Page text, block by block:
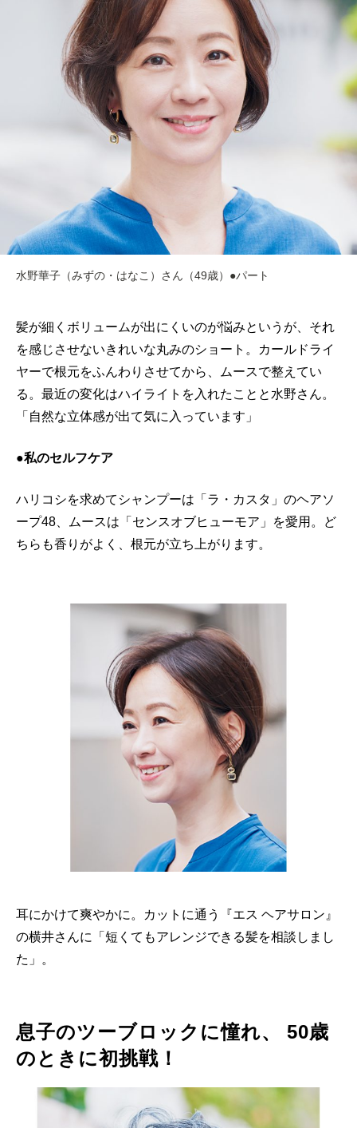
水野華子（みずの・はなこ）さん（49歳）●パート
髪が細くボリュームが出にくいのが悩みというが、それ
を感じさせないきれいな丸みのショート。カールドライ
ヤーで根元をふんわりさせてから、ムースで整えてい
る。最近の変化はハイライトを入れたことと水野さん。
「自然な立体感が出て気に入っています」
●私のセルフケア
ハリコシを求めてシャンプーは「ラ・カスタ」のヘアソ
ープ48、ムースは「センスオブヒューモア」を愛用。ど
ちらも香りがよく、根元が立ち上がります。
耳にかけて爽やかに。カットに通う『エス ヘアサロン』
の横井さんに「短くてもアレンジできる髪を相談しまし
た」。
息子のツーブロックに憧れ、 50歳
のときに初挑戦！